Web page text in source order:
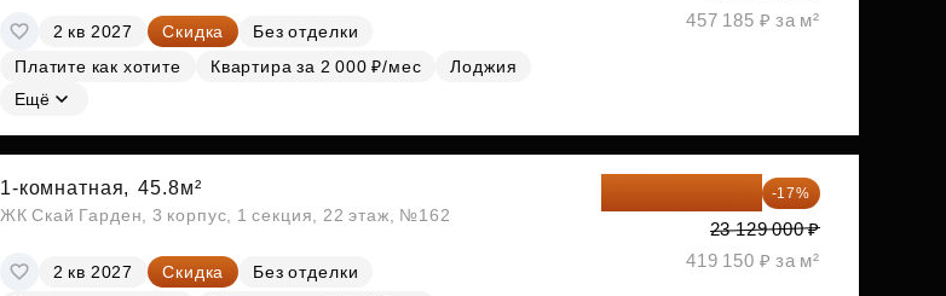
2 кв 2027 Скидка
Без отделки
Платите как хотите
Квартира за 2 000 ₽/мес
Лоджия
Ещё
457 185 ₽ за м²
1-комнатная, 45.8м²
ЖК Скай Гарден, 3 корпус, 1 секция, 22 этаж, №162
2 кв 2027 Скидка
Без отделки
-17%
23 129 000 ₽
419 150 ₽ за м²